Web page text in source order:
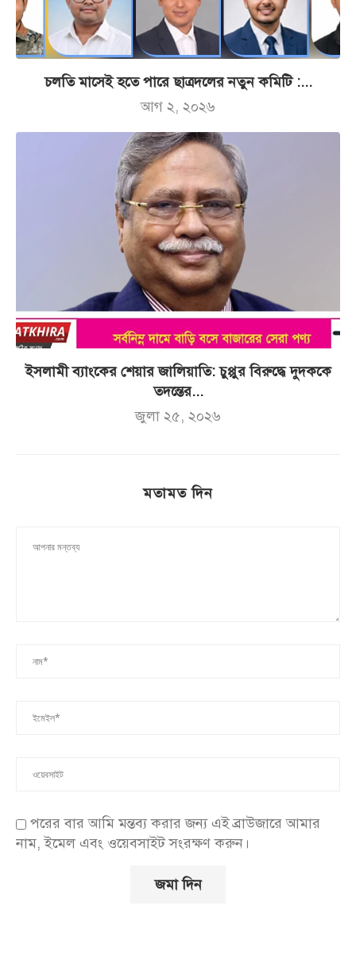
চলতি মাসেই হতে পারে ছাত্রদলের নতুন কমিটি :...
আগ ২, ২০২৬
ইসলামী ব্যাংকের শেয়ার জালিয়াতি: চুপ্পুর বিরুদ্ধে দুদককে
তদন্তের...
জুলা ২৫, ২০২৬
মতামত দিন
পরের বার আমি মন্তব্য করার জন্য এই ব্রাউজারে আমার
নাম, ইমেল এবং ওয়েবসাইট সংরক্ষণ করুন।